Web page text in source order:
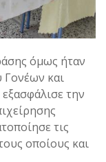
όμως ήταν
και
την
τις
οποίους και